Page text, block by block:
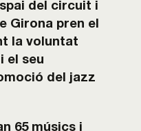
del circuit i
Girona pren el
la voluntat
el seu
del jazz
65 músics i